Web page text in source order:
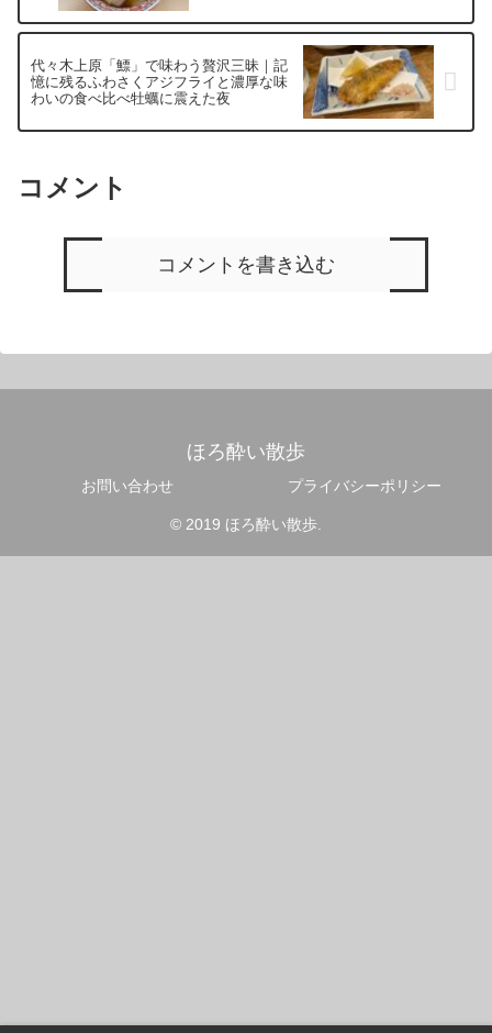
代々木上原「鰾」で味わう贅沢三昧｜記
憶に残るふわさくアジフライと濃厚な味
わいの食べ比べ牡蠣に震えた夜
コメント
コメントを書き込む
ほろ酔い散歩
お問い合わせ プライバシーポリシー
© 2019 ほろ酔い散歩.